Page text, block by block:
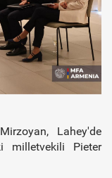
Lahey'de
milletvekili Pieter